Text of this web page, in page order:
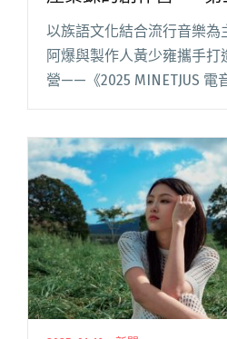
電音製作解密》開放
以族語文化結合流行音樂為
阿爆與製作人黃少雍攜手
營——《2025 MINETJUS 電
向第五屆，並第三度舉辦於
分別策劃「閱讀全文 "阿爆
完整呈現音樂產業鍊的創
《MINETJUS 電音製作解密